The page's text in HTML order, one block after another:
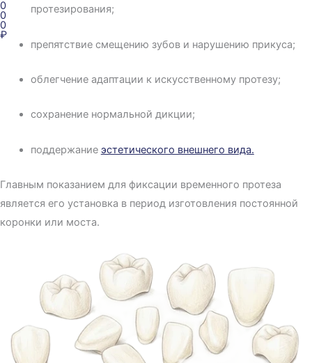
0
0
0
₽
протезирования;
препятствие смещению зубов и нарушению прикуса;
облегчение адаптации к искусственному протезу;
сохранение нормальной дикции;
поддержание эстетического внешнего вида.
Главным показанием для фиксации временного протеза
является его установка в период изготовления постоянной
коронки или моста.